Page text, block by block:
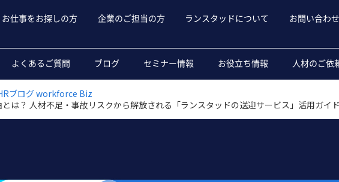
お仕事をお探しの方 企業のご担当の方 ランスタッドについて お問い合わせ
よくあるご質問 ブログ セミナー情報 お役立ち情報 人材のご依
ブログ workforce Biz
は？ 人材不足・事故リスクから解放される「ランスタッドの送迎サービス」活用ガイド